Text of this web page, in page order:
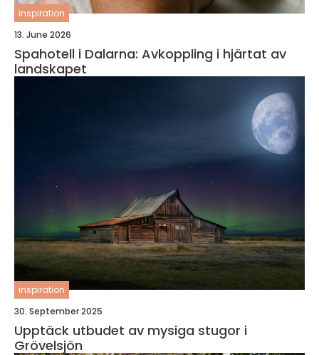
inspiration
13. June 2026
Spahotell i Dalarna: Avkoppling i hjärtat av
landskapet
inspiration
30. September 2025
Upptäck utbudet av mysiga stugor i
Grövelsjön